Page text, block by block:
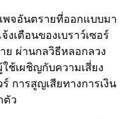
พจอันตรายที่ออกแบบมา
เตือนของเบราว์เซอร์
ย ผ่านกลวิธีหลอกลวง
ช้เผชิญกับความเสี่ยง
การสูญเสียทางการเงิน
ตัว